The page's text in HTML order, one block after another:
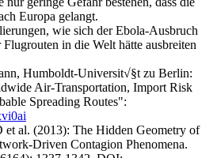
Europa gelangt.
wie sich der Ebola-Ausbruch
in die Welt hätte ausbreiten
Humboldt-Universit√§t zu Berlin:
Air-Transportation, Import Risk
Spreading Routes":
et al. (2013): The Hidden Geometry of
Driven Contagion Phenomena.